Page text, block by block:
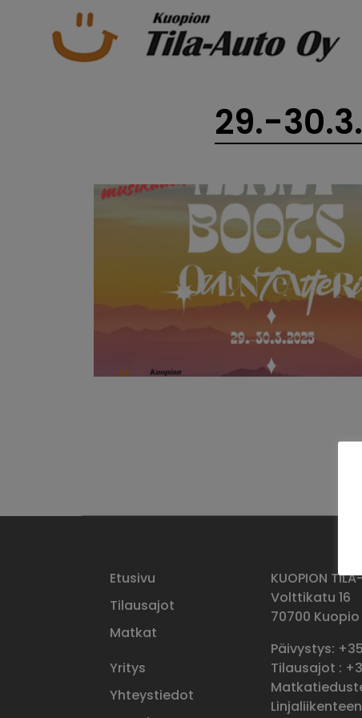
29.-
Etusivu
Tilausajot
Matkat
Yritys
Yhteystiedot
KUOPION
Volttikatu 16
70700 Kuopio
Päivystys:
Tilausajot :